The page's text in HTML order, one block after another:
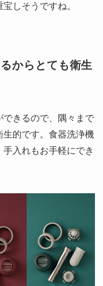
しそうですね。
からとても衛生
きるので、隅々まで
的です。食器洗浄機
入れもお手軽にでき